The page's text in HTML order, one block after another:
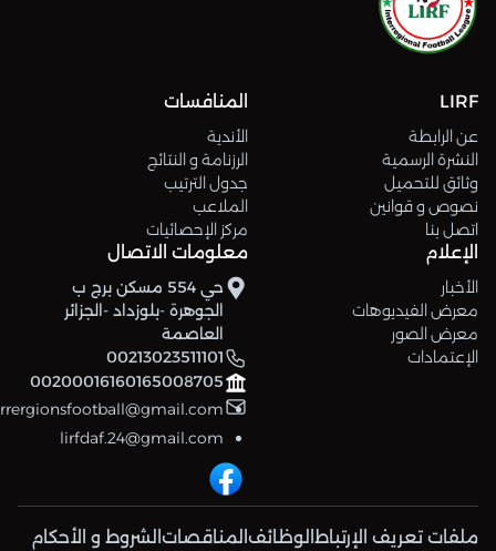
LIRF
عن الرابطة
النشرة الرسمية
وثائق للتحميل
نصوص و قوانين
اتصل بنا
المنافسات
الأندية
الرزنامة و النتائج
جدول الترتيب
الملاعب
مركز الإحصائيات
الإعلام
الأخبار
معرض الفيديوهات
معرض الصور
الإعتمادات
معلومات الاتصال
حي 554 مسكن برج ب
الجوهرة -بلوزداد -الجزائر
العاصمة
00213023511101
00200016160165008705
lirfdaf.24@gmail.com
ملفات تعريف الإرتباط الوظائف المناقصات الشروط و الأحكام